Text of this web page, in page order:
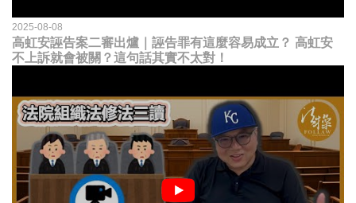
2025-08-08
高虹安誣告案二審出爐｜誣告罪有這麼容易成立？ 高虹安
不上訴就會被關？這句話其實不太對！